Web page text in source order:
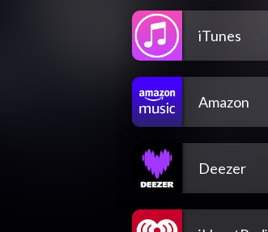
iTunes
Amazon
Deezer